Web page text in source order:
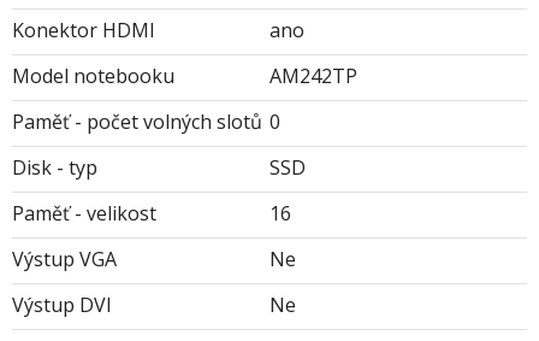
Konektor HDMI
ano
Model notebooku
AM242TP
Paměť - počet volných slotů 0
Disk - typ
SSD
Paměť - velikost
16
Výstup VGA
Ne
Výstup DVI
Ne